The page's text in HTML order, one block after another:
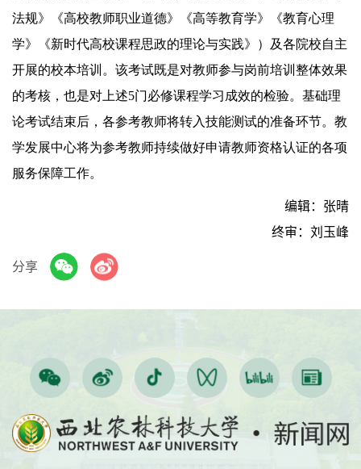
法规》《高校教师职业道德》《高等教育学》《教育心理
学》《新时代高校课程思政的理论与实践》）及各院校自主
开展的校本培训。该考试既是对教师参与岗前培训整体效果
的考核，也是对上述5门必修课程学习成效的检验。基础理
论考试结束后，各参考教师将转入技能测试的准备环节。教
学发展中心将为参考教师持续做好申请教师资格认证的各项
服务保障工作。
编辑：张晴
终审：刘玉峰
分享